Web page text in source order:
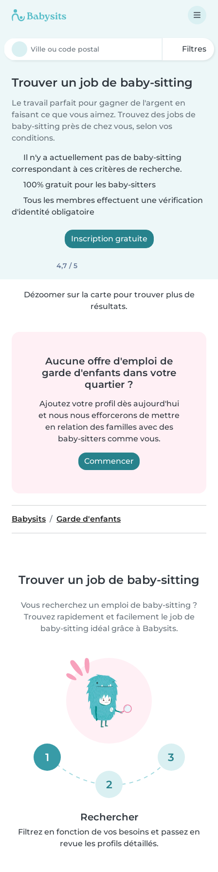
Filtres
Trouver un job de baby-sitting
Le travail parfait pour gagner de l'argent en
faisant ce que vous aimez. Trouvez des jobs de
baby-sitting près de chez vous, selon vos
conditions.
Il n'y a actuellement pas de baby-sitting
correspondant à ces critères de recherche.
100% gratuit pour les baby-sitters
Tous les membres effectuent une vérification
d'identité obligatoire
Inscription gratuite
4,7 / 5
Dézoomer sur la carte pour trouver plus de
résultats.
Aucune offre d'emploi de
garde d'enfants dans votre
quartier ?
Ajoutez votre profil dès aujourd'hui
et nous nous efforcerons de mettre
en relation des familles avec des
baby-sitters comme vous.
Commencer
Babysits Garde d'enfants
Trouver un job de baby-sitting
Vous recherchez un emploi de baby-sitting ?
Trouvez rapidement et facilement le job de
baby-sitting idéal grâce à Babysits.
1
2
3
Rechercher
Filtrez en fonction de vos besoins et passez en
revue les profils détaillés.